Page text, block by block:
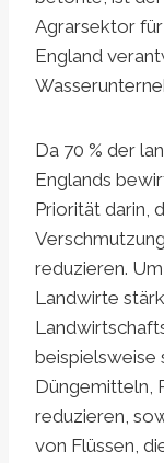
Agrarsektor
England
Da 70 % der
Englands
Priorität darin,
reduzieren.
Landwirte
beispielsweise
Düngemitteln,
reduzieren,
von Flüssen,